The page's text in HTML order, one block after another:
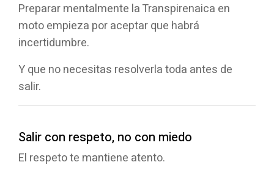
Preparar mentalmente la Transpirenaica en
moto empieza por aceptar que habrá
incertidumbre.
Y que no necesitas resolverla toda antes de
salir.
Salir con respeto, no con miedo
El respeto te mantiene atento.